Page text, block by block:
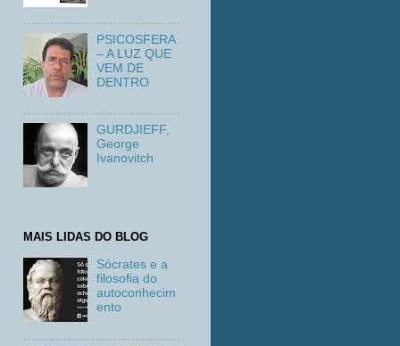
PSICOSFERA
– A LUZ QUE
VEM DE
DENTRO
GURDJIEFF,
George
Ivanovitch
MAIS LIDAS DO BLOG
Sócrates e a
filosofia do
autoconhecim
ento